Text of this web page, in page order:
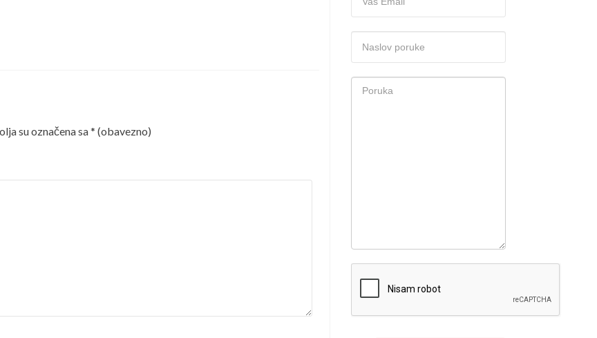
su označena sa* (obavezno)